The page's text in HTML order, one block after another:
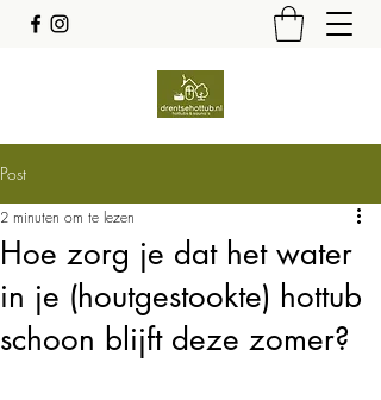
Post
Hoe zorg je dat het water
in je (houtgestookte) hottub
schoon blijft deze zomer?
2 minuten om te lezen